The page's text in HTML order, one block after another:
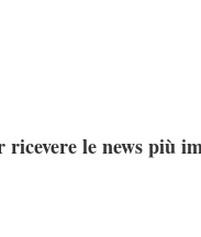
le news più